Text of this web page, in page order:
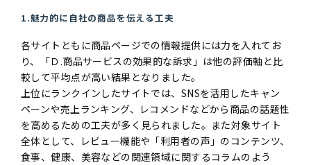
1.魅力的に自社の商品を伝える工夫
各サイトともに商品ページでの情報提供には力を入れてお
り、「Ｄ.商品サービスの効果的な訴求」は他の評価軸と比
較して平均点が高い結果となりました。
上位にランクインしたサイトでは、SNSを活用したキャン
ペーンや売上ランキング、レコメンドなどから商品の話題性
を高めるための工夫が多く見られました。また対象サイト
全体として、レビュー機能や「利用者の声」のコンテンツ、
食事、健康、美容などの関連領域に関するコラムのよう